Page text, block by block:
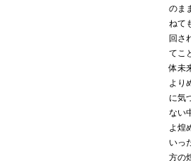
のま
ねて
回さ
てこ
体未
より
に気
ない
よ煌
いっ
方の